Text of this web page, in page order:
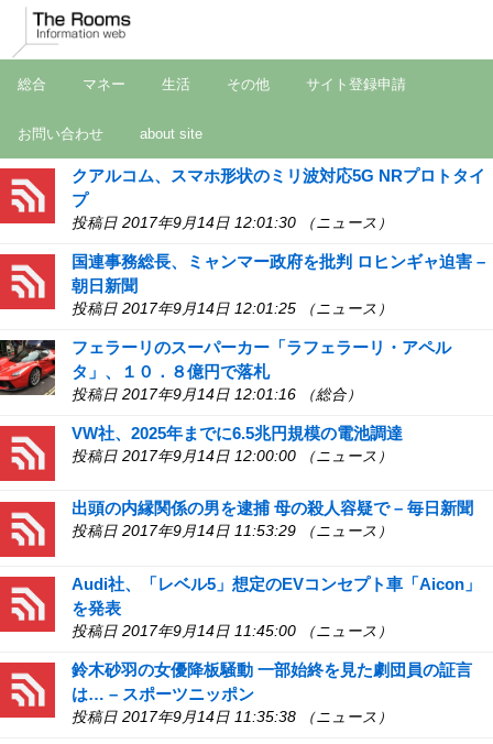
総合 マネー 生活 その他 サイト登録申請
お問い合わせ about site
クアルコム、スマホ形状のミリ波対応5G NRプロトタイ
プ
投稿日 2017年9月14日 12:01:30 （ニュース）
国連事務総長、ミャンマー政府を批判 ロヒンギャ迫害 –
朝日新聞
投稿日 2017年9月14日 12:01:25 （ニュース）
フェラーリのスーパーカー「ラフェラーリ・アペル
タ」、１０．８億円で落札
投稿日 2017年9月14日 12:01:16 （総合）
VW社、2025年までに6.5兆円規模の電池調達
投稿日 2017年9月14日 12:00:00 （ニュース）
出頭の内縁関係の男を逮捕 母の殺人容疑で – 毎日新聞
投稿日 2017年9月14日 11:53:29 （ニュース）
Audi社、「レベル5」想定のEVコンセプト車「Aicon」
を発表
投稿日 2017年9月14日 11:45:00 （ニュース）
鈴木砂羽の女優降板騒動 一部始終を見た劇団員の証言
は… – スポーツニッポン
投稿日 2017年9月14日 11:35:38 （ニュース）